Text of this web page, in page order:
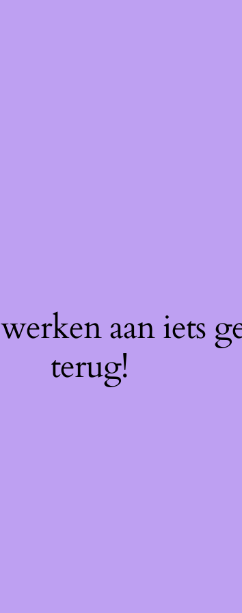
aan iets
terug!